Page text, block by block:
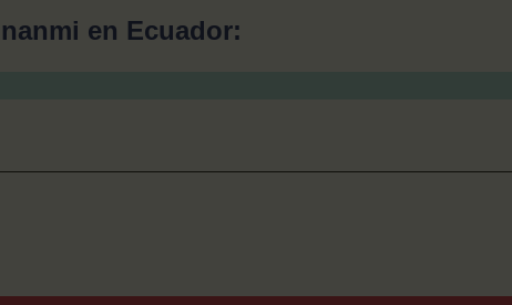
en Ecuador: